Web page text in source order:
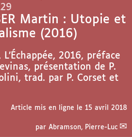
Martin : Utopie et
(2016)
L’Échappée, 2016, préface
présentation de P.
trad. par P. Corset et
Article mis en ligne le 15 avril 2018
par Abramson, Pierre-Luc